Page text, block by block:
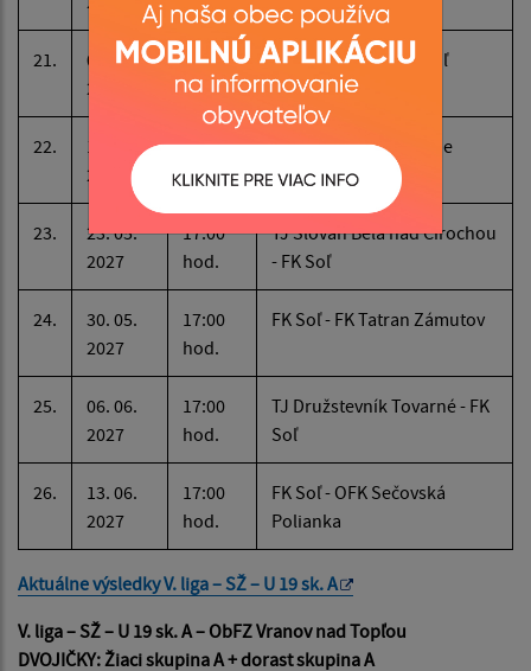
21.
09. 05.
2027
16:30
hod.
OFK Hencovce - FK Soľ
22.
16. 05.
2027
17:00
hod.
FK Soľ - FK Ptava Ptičie
23.
23. 05.
2027
17:00
hod.
TJ Slovan Belá nad Cirochou
- FK Soľ
24.
30. 05.
2027
17:00
hod.
FK Soľ - FK Tatran Zámutov
25.
06. 06.
2027
17:00
hod.
TJ Družstevník Tovarné - FK
Soľ
26.
13. 06.
2027
17:00
hod.
FK Soľ - OFK Sečovská
Polianka
Aktuálne výsledky V. liga – SŽ – U 19 sk. A
V. liga – SŽ – U 19 sk. A – ObFZ Vranov nad Topľou
DVOJIČKY: Žiaci skupina A + dorast skupina A